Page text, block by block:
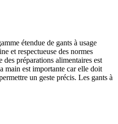
étendue de gants à usage
et respectueuse des normes
préparations alimentaires est
main est importante car elle doit
un geste précis. Les gants à